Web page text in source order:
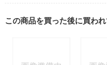
この商品を買った後に買わ